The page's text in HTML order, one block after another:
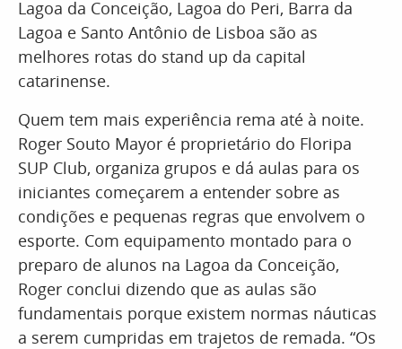
Lagoa da Conceição, Lagoa do Peri, Barra da
Lagoa e Santo Antônio de Lisboa são as
melhores rotas do stand up da capital
catarinense.
Quem tem mais experiência rema até à noite.
Roger Souto Mayor é proprietário do Floripa
SUP Club, organiza grupos e dá aulas para os
iniciantes começarem a entender sobre as
condições e pequenas regras que envolvem o
esporte. Com equipamento montado para o
preparo de alunos na Lagoa da Conceição,
Roger conclui dizendo que as aulas são
fundamentais porque existem normas náuticas
a serem cumpridas em trajetos de remada. “Os